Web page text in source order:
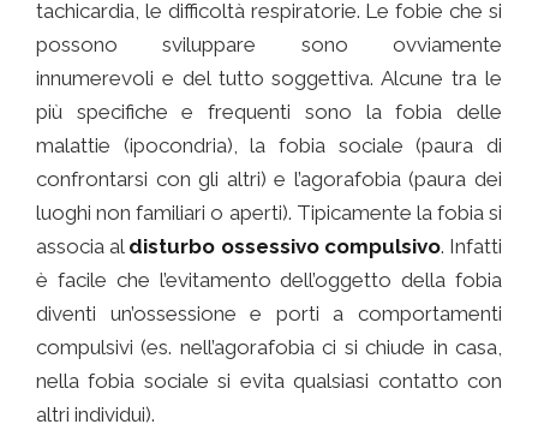
tachicardia, le difficoltà respiratorie. Le fobie che si
possono sviluppare sono ovviamente
innumerevoli e del tutto soggettiva. Alcune tra le
più specifiche e frequenti sono la fobia delle
malattie (ipocondria), la fobia sociale (paura di
confrontarsi con gli altri) e l’agorafobia (paura dei
luoghi non familiari o aperti). Tipicamente la fobia si
associa al disturbo ossessivo compulsivo. Infatti
è facile che l’evitamento dell’oggetto della fobia
diventi un’ossessione e porti a comportamenti
compulsivi (es. nell’agorafobia ci si chiude in casa,
nella fobia sociale si evita qualsiasi contatto con
altri individui).